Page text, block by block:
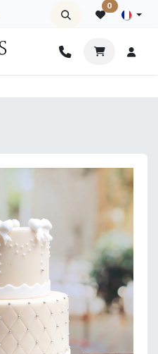
0